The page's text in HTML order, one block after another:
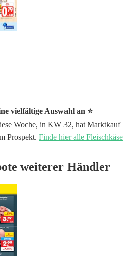
vielfältige Auswahl an ⭐️
Woche, in KW 32, hat Marktkauf
Prospekt. Finde hier alle Fleischkäse
weiterer Händler